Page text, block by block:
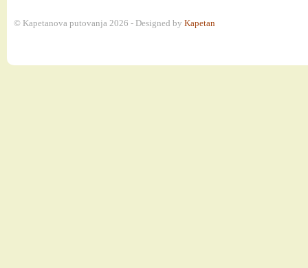
© Kapetanova putovanja 2026 - Designed by Kapetan